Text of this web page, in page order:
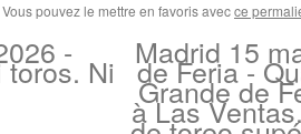
Vous pouvez le mettre en favoris avecce
-
toros. Ni Madrid 15
de Feria -
Grande de
à Las